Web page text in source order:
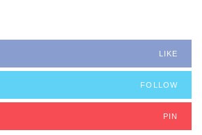
LIKE
FOLLOW
PIN